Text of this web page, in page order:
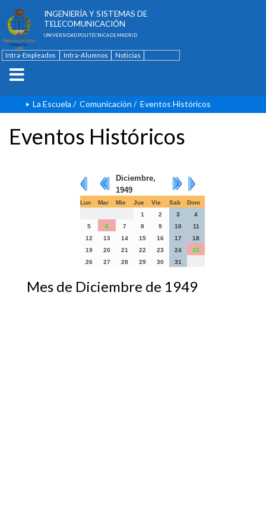
INGENIERÍA Y SISTEMAS DE
TELECOMUNICACIÓN
UNIVERSIDAD POLITÉCNICA DE MADRID
Intra-Empleados Intra-Alumnos
Noticias
La Escuela / Comunicación / Eventos Históricos
Eventos Históricos
Diciembre,
1949
Lun Mar Mie Jue Vie Sab
Dom
1
2 3
4
5
6 7 8 9 10
11
12
13 14 15 16 17
18
19
20 21 22 23 24
25
26
27 28 29 30 31
Mes de Diciembre de 1949